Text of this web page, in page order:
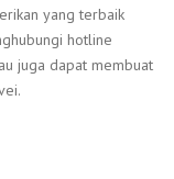
yang terbaik
hotline
juga dapat membuat